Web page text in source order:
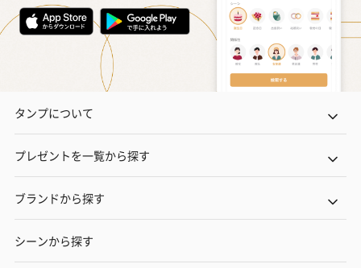
タンプについて
プレゼントを一覧から探す
ブランドから探す
シーンから探す